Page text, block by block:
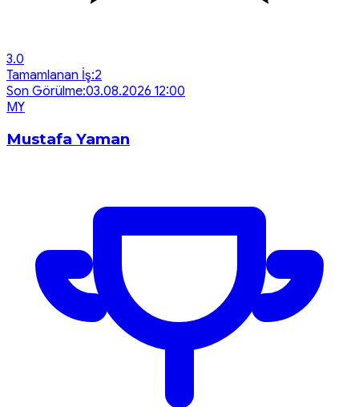
3.0
Tamamlanan İş:2
Son Görülme:03.08.2026 12:00
MY
Mustafa Yaman